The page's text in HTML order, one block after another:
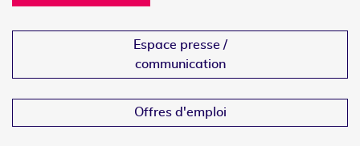
Espace presse /
communication
Offres d'emploi